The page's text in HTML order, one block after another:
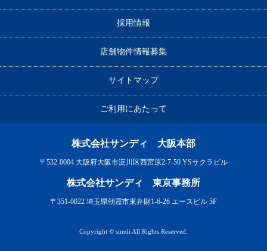
採用情報
店舗物件情報募集
サイトマップ
ご利用にあたって
株式会社サンディ 大阪本部
〒532-0004 大阪府大阪市淀川区西宮原2-7-50 YSサクラビル
株式会社サンディ 東京事務所
〒351-0022 埼玉県朝霞市東弁財1-6-26 エースビル 5F
Copyright © sundi All Rights Reserved.